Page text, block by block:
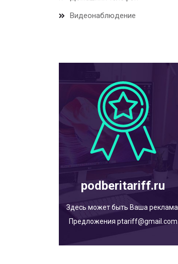
Видеонаблюдение
podberitariff.ru
Здесь может быть Ваша реклама.
Предложения ptariff@gmail.com